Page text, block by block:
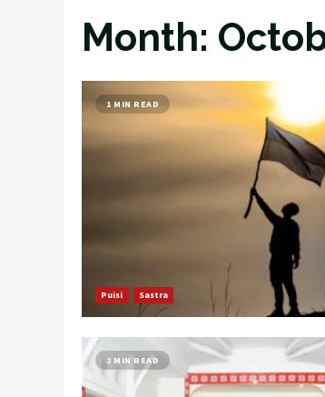
Month:
1 MIN READ
Puisi Sastra
2 MIN READ